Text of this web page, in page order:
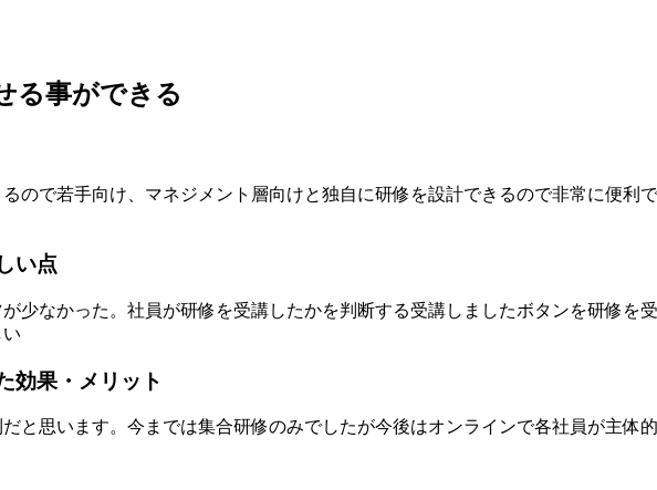
る事ができる
ので若手向け、マネジメント層向けと独自に研修を設計できるので非常に便利
い点
少なかった。社員が研修を受講したかを判断する受講しましたボタンを研修を
効果・メリット
と思います。今までは集合研修のみでしたが今後はオンラインで各社員が主体